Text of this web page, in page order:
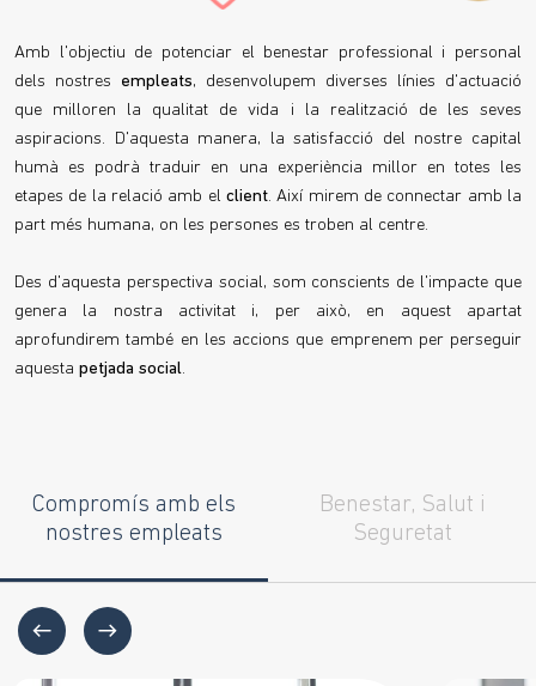
Amb l'objectiu de potenciar el benestar professional i personal
dels nostres empleats, desenvolupem diverses línies d'actuació
que milloren la qualitat de vida i la realització de les seves
aspiracions. D'aquesta manera, la satisfacció del nostre capital
humà es podrà traduir en una experiència millor en totes les
etapes de la relació amb el client. Així mirem de connectar amb la
part més humana, on les persones es troben al centre.
Des d'aquesta perspectiva social, som conscients de l'impacte que
genera la nostra activitat i, per això, en aquest apartat
aprofundirem també en les accions que emprenem per perseguir
aquesta petjada social.
Compromís amb els
nostres empleats
Benestar, Salut i
Seguretat